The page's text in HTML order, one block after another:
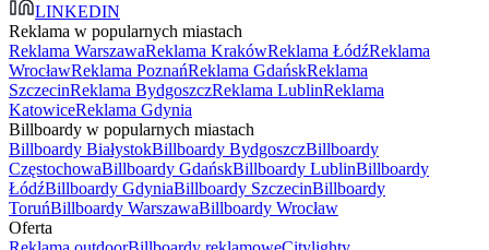
LINKEDIN
Reklama w popularnych miastach
Reklama WarszawaReklama KrakówReklama ŁódźReklama
WrocławReklama PoznańReklama GdańskReklama
SzczecinReklama BydgoszczReklama LublinReklama
KatowiceReklama Gdynia
Billboardy w popularnych miastach
Billboardy BiałystokBillboardy BydgoszczBillboardy
CzęstochowaBillboardy GdańskBillboardy LublinBillboardy
ŁódźBillboardy GdyniaBillboardy SzczecinBillboardy
ToruńBillboardy WarszawaBillboardy Wrocław
Oferta